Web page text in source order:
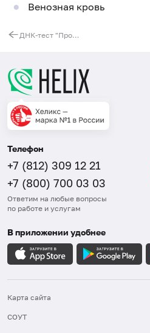
Венозная кровь
ДНК-тест "Происхождение" женский
Телефон
+7 (812) 309 12 21
+7 (800) 700 03 03
Ответим на любые вопросы
по работе и услугам
В приложении удобнее
Карта сайта
СОУТ